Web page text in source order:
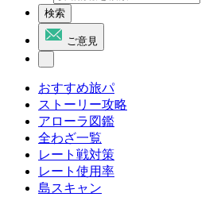
検索
ご意見
おすすめ旅パ
ストーリー攻略
アローラ図鑑
全わざ一覧
レート戦対策
レート使用率
島スキャン